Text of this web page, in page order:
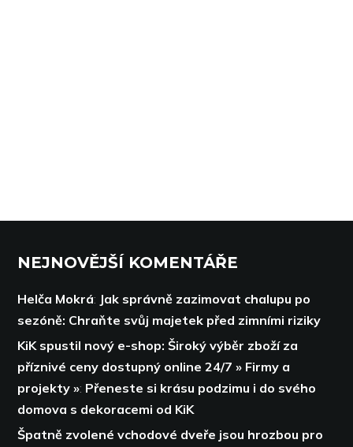
NEJNOVĚJŠÍ KOMENTÁŘE
Helča Mokrá: Jak správně zazimovat chalupu po
sezóně: Chraňte svůj majetek před zimními riziky
KiK spustil nový e-shop: Široký výběr zboží za
příznivé ceny dostupný online 24/7 » Firmy a
projekty »: Přeneste si krásu podzimu i do svého
domova s dekoracemi od KiK
Špatně zvolené vchodové dveře jsou hrozbou pro